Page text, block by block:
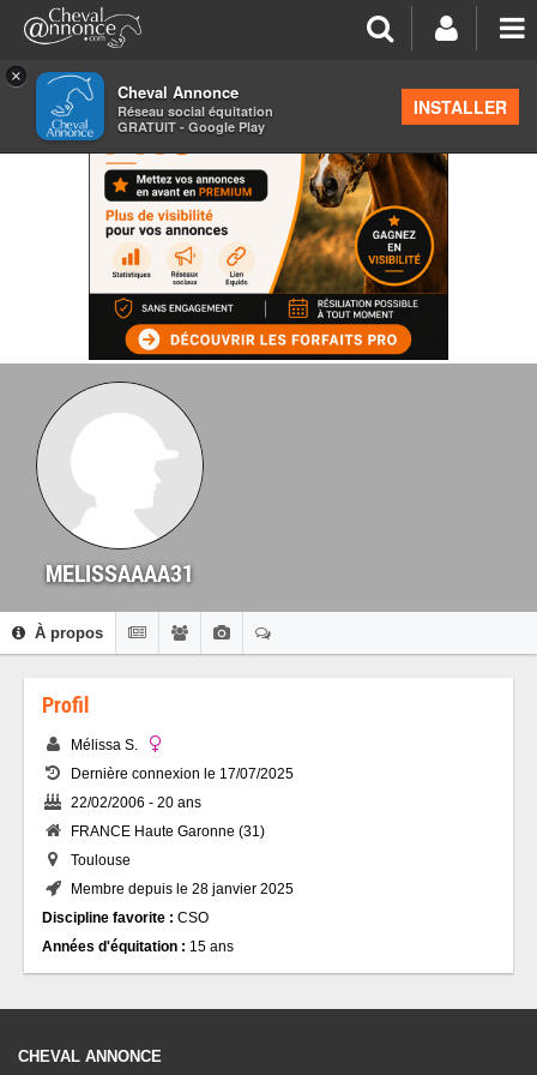
×
Cheval Annonce
Réseau social équitation
GRATUIT - Google Play
INSTALLER
MELISSAAAA31
À propos
Profil
Mélissa S.
Dernière connexion le 17/07/2025
22/02/2006 - 20 ans
FRANCE Haute Garonne (31)
Toulouse
Membre depuis le 28 janvier 2025
Discipline favorite : CSO
Années d'équitation : 15 ans
CHEVAL ANNONCE